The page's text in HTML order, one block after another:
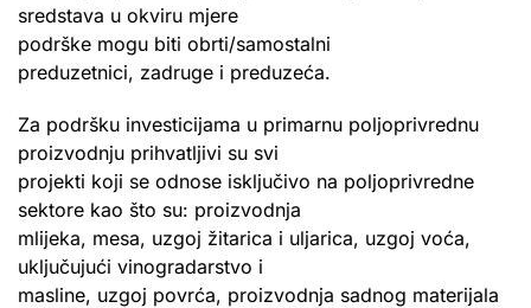
sredstava u okviru mjere
podrške mogu biti obrti/samostalni
preduzetnici, zadruge i preduzeća.
Za podršku investicijama u primarnu poljoprivrednu
proizvodnju prihvatljivi su svi
projekti koji se odnose isključivo na poljoprivredne
sektore kao što su: proizvodnja
mlijeka, mesa, uzgoj žitarica i uljarica, uzgoj voća,
uključujući vinogradarstvo i
masline, uzgoj povrća, proizvodnja sadnog materijala